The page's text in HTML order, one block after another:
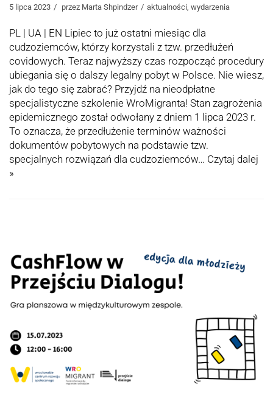
5 lipca 2023 przez Marta Shpindzer aktualności wydarzenia
PL | UA | EN Lipiec to już ostatni miesiąc dla
cudzoziemców, którzy korzystali z tzw. przedłużeń
covidowych. Teraz najwyższy czas rozpocząć procedury
ubiegania się o dalszy legalny pobyt w Polsce. Nie wiesz,
jak do tego się zabrać? Przyjdź na nieodpłatne
specjalistyczne szkolenie WroMigranta! Stan zagrożenia
epidemicznego został odwołany z dniem 1 lipca 2023 r.
To oznacza, że przedłużenie terminów ważności
dokumentów pobytowych na podstawie tzw.
specjalnych rozwiązań dla cudzoziemców… Czytaj dalej
»